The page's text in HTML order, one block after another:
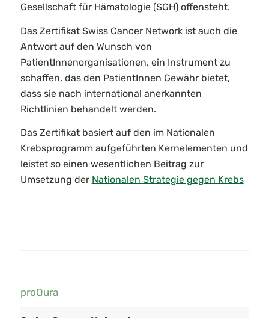
Gesellschaft für Hämatologie (SGH) offensteht.
Das Zertifikat Swiss Cancer Network ist auch die
Antwort auf den Wunsch von
PatientInnenorganisationen, ein Instrument zu
schaffen, das den PatientInnen Gewähr bietet,
dass sie nach international anerkannten
Richtlinien behandelt werden.
Das Zertifikat basiert auf den im Nationalen
Krebsprogramm aufgeführten Kernelementen und
leistet so einen wesentlichen Beitrag zur
Umsetzung der Nationalen Strategie gegen Krebs
proQura